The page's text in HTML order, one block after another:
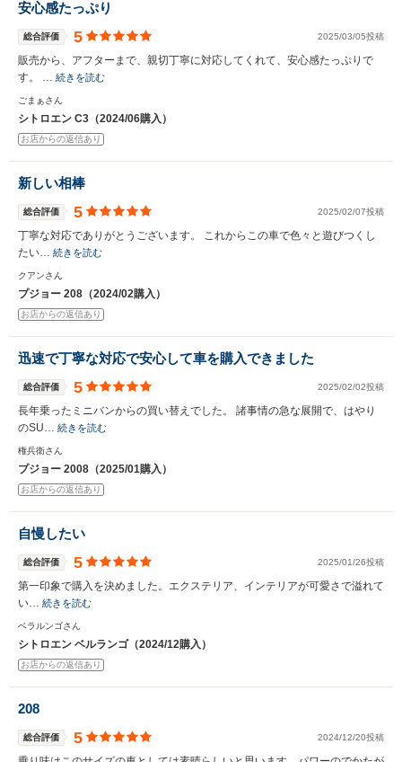
安心感たっぷり
総合評価 5 2025/03/05投稿
販売から、アフターまで、親切丁寧に対応してくれて、安心感たっぷりで
す。 … 続きを読む
ごまぁさん
シトロエン C3（2024/06購入）
お店からの返信あり
新しい相棒
総合評価 5 2025/02/07投稿
丁寧な対応でありがとうございます。 これからこの車で色々と遊びつくし
たい… 続きを読む
クアンさん
プジョー 208（2024/02購入）
お店からの返信あり
迅速で丁寧な対応で安心して車を購入できました
総合評価 5 2025/02/02投稿
長年乗ったミニバンからの買い替えでした。 諸事情の急な展開で、はやり
のSU… 続きを読む
権兵衛さん
プジョー 2008（2025/01購入）
お店からの返信あり
自慢したい
総合評価 5 2025/01/26投稿
第一印象で購入を決めました。エクステリア、インテリアが可愛さで溢れて
い… 続きを読む
ベラルンゴさん
シトロエン ベルランゴ（2024/12購入）
お店からの返信あり
208
総合評価 5 2024/12/20投稿